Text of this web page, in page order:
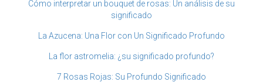
Cómo interpretar un bouquet de rosas: Un análisis de su
significado
La Azucena: Una Flor con Un Significado Profundo
La flor astromelia: ¿su significado profundo?
7 Rosas Rojas: Su Profundo Significado